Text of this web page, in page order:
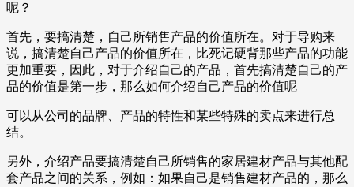
呢？
首先，要搞清楚，自己所销售产品的价值所在。对于导购来
说，搞清楚自己产品的价值所在，比死记硬背那些产品的功能
更加重要，因此，对于介绍自己的产品，首先搞清楚自己的产
品的价值是第一步，那么如何介绍自己产品的价值呢
可以从公司的品牌、产品的特性和某些特殊的卖点来进行总
结。
另外，介绍产品要搞清楚自己所销售的家居建材产品与其他配
套产品之间的关系，例如：如果自己是销售建材产品的，那么